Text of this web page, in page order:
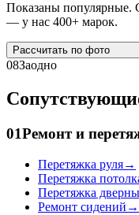
Показаны популярные.
— у нас 400+ марок.
Рассчитать по фото
08Заодно
01Ремонт и
Перетяжка руля→
Перетяжка
Перетяжка
Ремонт сидений →